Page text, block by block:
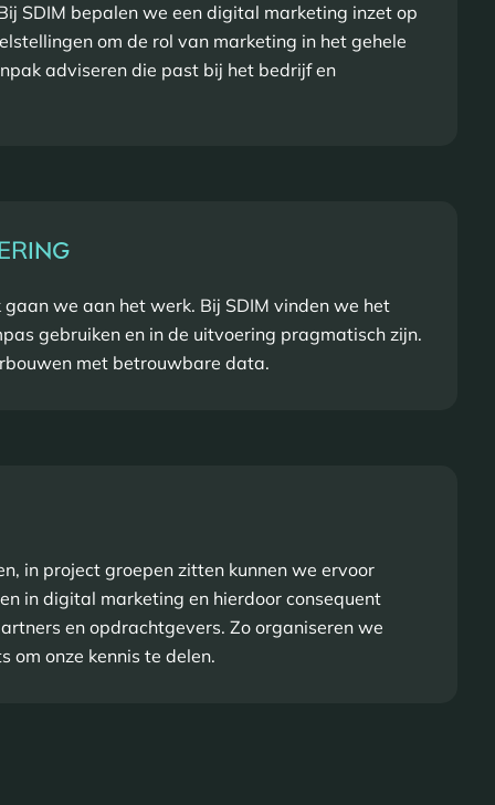
SDIM bepalen we een digital marketing inzet op
om de rol van marketing in het gehele
adviseren die past bij het bedrijf en
ING
we aan het werk. Bij SDIM vinden we het
gebruiken en in de uitvoering pragmatisch zijn.
met betrouwbare data.
in project groepen zitten kunnen we ervoor
in digital marketing en hierdoor consequent
en opdrachtgevers. Zo organiseren we
om onze kennis te delen.